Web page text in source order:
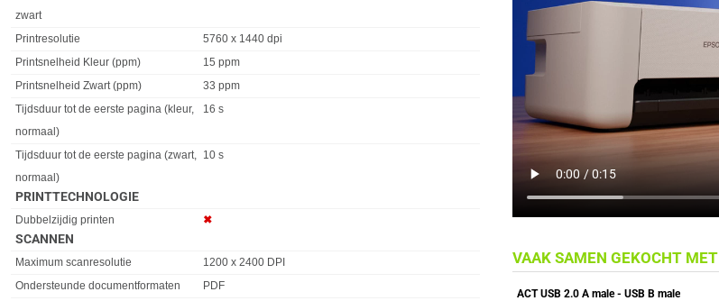
zwart
Printresolutie
5760 x 1440 dpi
Printsnelheid Kleur (ppm)
15 ppm
Printsnelheid Zwart (ppm)
33 ppm
Tijdsduur tot de eerste pagina (kleur,
normaal)
16 s
Tijdsduur tot de eerste pagina (zwart,
normaal)
10 s
PRINTTECHNOLOGIE
Eigenschap Waarde
Dubbelzijdig printen ✖︎
SCANNEN
Eigenschap Waarde
Maximum scanresolutie
1200 x 2400 DPI
Ondersteunde documentformaten
PDF
VAAK SAMEN GEKOCHT MET
ACT USB 2.0 A male - USB B male